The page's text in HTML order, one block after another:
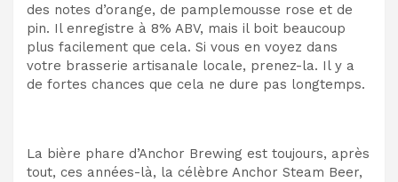
des notes d’orange, de pamplemousse rose et de
pin. Il enregistre à 8% ABV, mais il boit beaucoup
plus facilement que cela. Si vous en voyez dans
votre brasserie artisanale locale, prenez-la. Il y a
de fortes chances que cela ne dure pas longtemps.
La bière phare d’Anchor Brewing est toujours, après
tout, ces années-là, la célèbre Anchor Steam Beer,